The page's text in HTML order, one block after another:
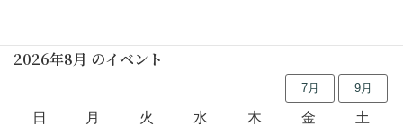
2026年8月 のイベント
7月 9月
日 月 火 水 木 金 土